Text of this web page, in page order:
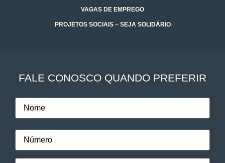
VAGAS DE EMPREGO
PROJETOS SOCIAIS – SEJA SOLIDÁRIO
FALE CONOSCO QUANDO PREFERIR